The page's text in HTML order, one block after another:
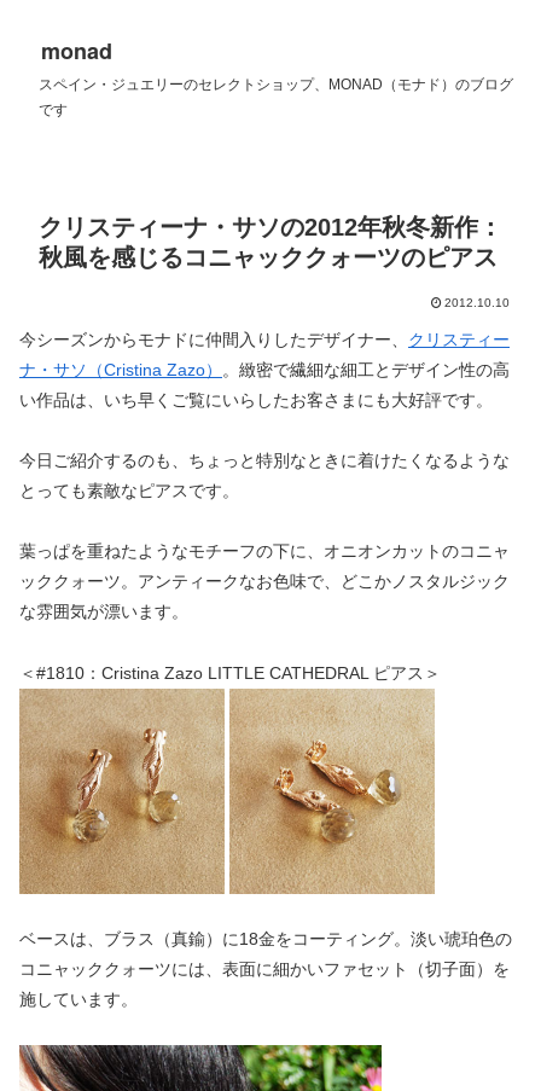
monad
スペイン・ジュエリーのセレクトショップ、MONAD（モナド）のブログ
です
クリスティーナ・サソの2012年秋冬新作：
秋風を感じるコニャッククォーツのピアス
2012.10.10
今シーズンからモナドに仲間入りしたデザイナー、 クリスティー
ナ・サソ（Cristina Zazo）
。緻密で繊細な細工とデザイン性の高
い作品は、いち早くご覧にいらしたお客さまにも大好評です。
今日ご紹介するのも、ちょっと特別なときに着けたくなるような
とっても素敵なピアスです。
葉っぱを重ねたようなモチーフの下に、オニオンカットのコニャ
ッククォーツ。アンティークなお色味で、どこかノスタルジック
な雰囲気が漂います。
＜#1810：Cristina Zazo LITTLE CATHEDRAL ピアス＞
ベースは、ブラス（真鍮）に18金をコーティング。淡い琥珀色の
コニャッククォーツには、表面に細かいファセット（切子面）を
施しています。